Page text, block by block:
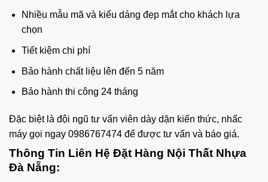
Nhiều mẫu mã và kiểu dáng đẹp mắt cho khách lựa
chọn
Tiết kiệm chi phí
Bảo hành chất liệu lên đến 5 năm
Bảo hành thi công 24 tháng
Đặc biệt là đội ngũ tư vấn viên dày dặn kiến thức, nhấc
máy gọi ngay 0986767474 để được tư vấn và báo giá.
Thông Tin Liên Hệ Đặt Hàng Nội Thất Nhựa
Đà Nẵng: